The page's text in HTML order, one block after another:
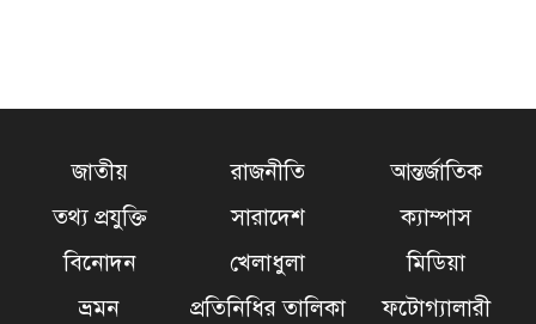
জাতীয় রাজনীতি
আন্তর্জাতিক
তথ্য প্রযুক্তি
সারাদেশ
ক্যাম্পাস
বিনোদন
খেলাধুলা
মিডিয়া
ভ্রমন
প্রতিনিধির তালিকা ফটোগ্যালারী